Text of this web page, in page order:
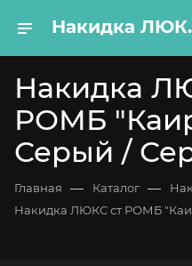
Накидка
Накидка
РОМБ
Серый /
Главная — Каталог —
Накидка ЛЮКС ст РОМБ